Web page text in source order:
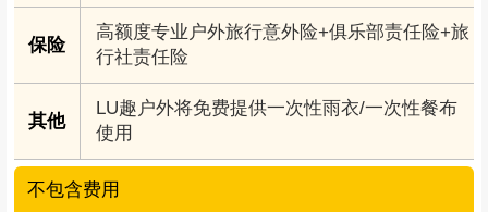
保险
高额度专业户外旅行意外险+俱乐部责任险+旅
行社责任险
其他
LU趣户外将免费提供一次性雨衣/一次性餐布
使用
不包含费用